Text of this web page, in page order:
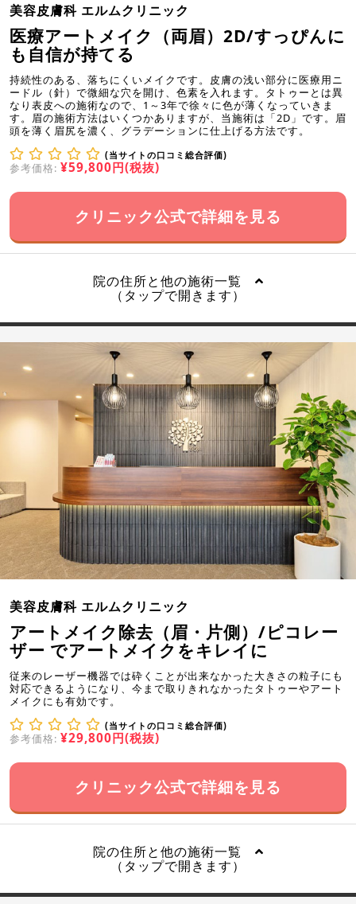
美容皮膚科 エルムクリニック
医療アートメイク（両眉）2D/すっぴんに
も自信が持てる
持続性のある、落ちにくいメイクです。皮膚の浅い部分に医療用ニ
ードル（針）で微細な穴を開け、色素を入れます。タトゥーとは異
なり表皮への施術なので、1～3年で徐々に色が薄くなっていきま
す。眉の施術方法はいくつかありますが、当施術は「2D」です。眉
頭を薄く眉尻を濃く、グラデーションに仕上げる方法です。
(当サイトの口コミ総合評価)
参考価格: ¥59,800円(税抜)
クリニック公式で詳細を見る
院の住所と他の施術一覧
（タップで開きます）
美容皮膚科 エルムクリニック
アートメイク除去（眉・片側）/ピコレー
ザー でアートメイクをキレイに
従来のレーザー機器では砕くことが出来なかった大きさの粒子にも
対応できるようになり、今まで取りきれなかったタトゥーやアート
メイクにも有効です。
(当サイトの口コミ総合評価)
参考価格: ¥29,800円(税抜)
クリニック公式で詳細を見る
院の住所と他の施術一覧
（タップで開きます）